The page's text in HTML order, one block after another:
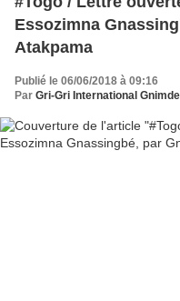
Essozimna
Atakpama
Publié le 06/06/2018 à 09:16
Par Gri-Gri International